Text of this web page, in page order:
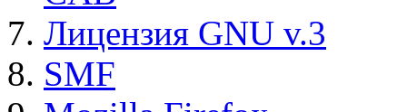
Лицензия GNU v.3
SMF